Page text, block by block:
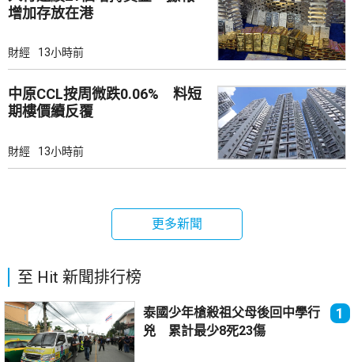
增加存放在港
財經 13小時前
中原CCL按周微跌0.06% 料短
期樓價續反覆
財經 13小時前
更多新聞
至 Hit 新聞排行榜
泰國少年槍殺祖父母後回中學行
兇 累計最少8死23傷
1